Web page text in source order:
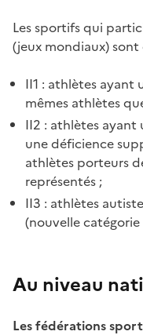
Les sportifs qui
(jeux mondiaux) sont
II1 : athlètes ayant
mêmes athlètes
II2 : athlètes
une déficience
athlètes porteurs
représentés ;
II3 : athlètes
(nouvelle
Au niveau
Les fédérations